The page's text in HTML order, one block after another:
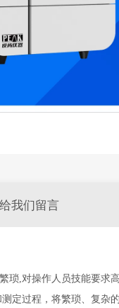
给我们留言
琐,对操作人员技能要求
定过程，将繁琐、复杂